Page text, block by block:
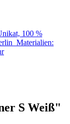
100 %
Materialien:
S Weiß"